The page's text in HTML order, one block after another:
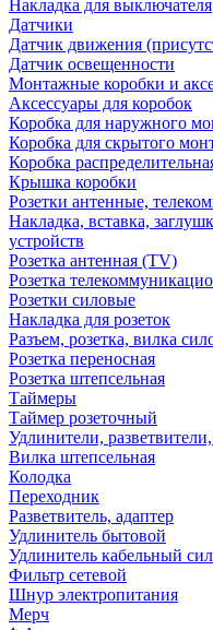
Накладка для выключателя
Датчики
Датчик движения
Датчик освещенности
Монтажные коробки и
Аксессуары для коробок
Коробка для наружного
Коробка для скрытого
Коробка
Крышка коробки
Розетки антенные,
Накладка, вставка,
устройств
Розетка антенная (TV)
Розетка
Розетки силовые
Накладка для розеток
Разъем, розетка, вилка
Розетка переносная
Розетка штепсельная
Таймеры
Таймер розеточный
Удлинители,
Вилка штепсельная
Колодка
Переходник
Разветвитель, адаптер
Удлинитель бытовой
Удлинитель кабельный
Фильтр сетевой
Шнур электропитания
Мерч